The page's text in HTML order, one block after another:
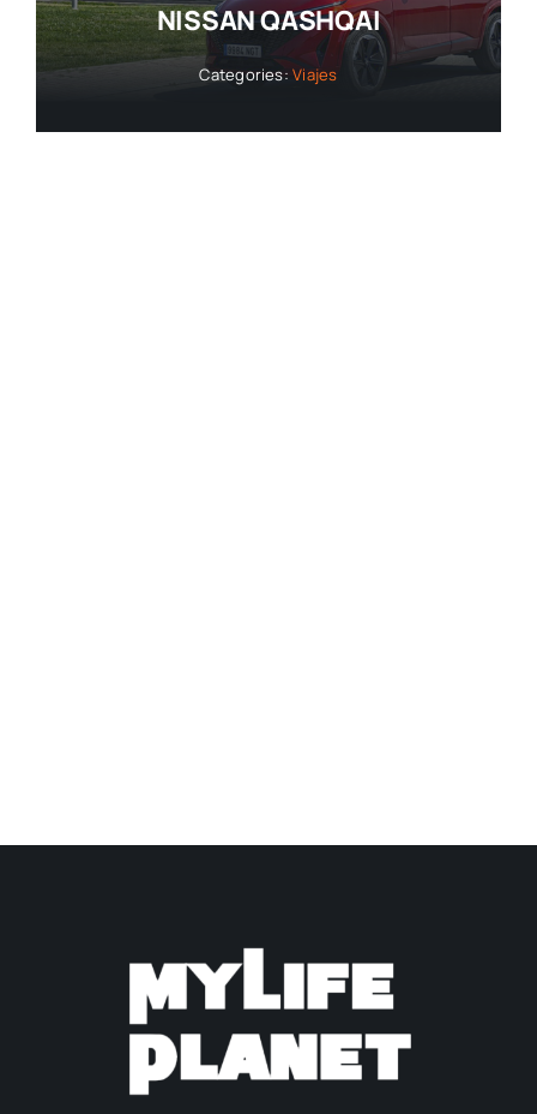
NISSAN QASHQAI
Categories:Viajes